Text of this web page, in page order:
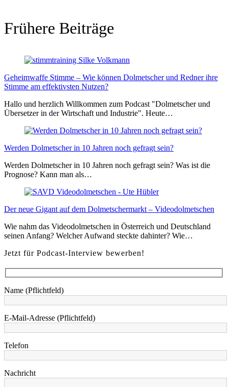
Frühere Beiträge
Geheimwaffe Stimme – Wie können Dolmetscher und Redner ihre
Stimme am effektivsten Nutzen?
Hallo und herzlich Willkommen zum Podcast "Dolmetscher und
Übersetzer in der Wirtschaft und Industrie". Heute…
Werden Dolmetscher in 10 Jahren noch gefragt sein?
Werden Dolmetscher in 10 Jahren noch gefragt sein? Was ist die
Prognose? Kann man als…
Der neue Gigant auf dem Dolmetschermarkt – Videodolmetschen
Wie nahm das Videodolmetschen in Österreich und Deutschland
seinen Anfang? Welcher Aufwand steckte dahinter? Wie…
Jetzt für Podcast-Interview bewerben!
Name (Pflichtfeld)
E-Mail-Adresse (Pflichtfeld)
Telefon
Nachricht